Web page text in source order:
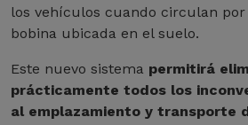
los vehículos cuando circulan
bobina ubicada en el suelo.
Este nuevo sistema permitirá
prácticamente todos los
al emplazamiento y transporte